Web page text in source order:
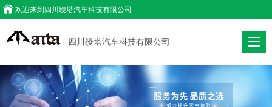
欢迎来到四川缦塔汽车科技有限公司
四川缦塔汽车科技有限公司